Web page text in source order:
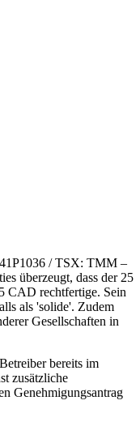
/ TSX: TMM –
überzeugt, dass der 25
CAD rechtfertige. Sein
als 'solide'. Zudem
Gesellschaften in
bereits im
zusätzliche
Genehmigungsantrag